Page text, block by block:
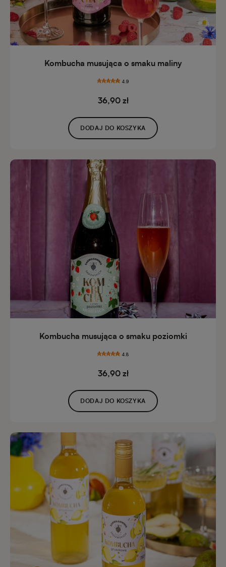
Kombucha musująca o smaku maliny
4.9
36,90 zł
DODAJ DO KOSZYKA
Kombucha musująca o smaku poziomki
4.8
36,90 zł
DODAJ DO KOSZYKA